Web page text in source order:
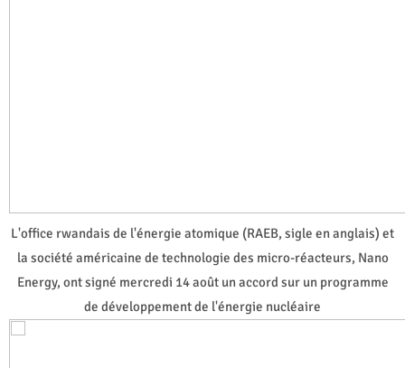
L'office rwandais de l'énergie atomique (RAEB, sigle en anglais) et
la société américaine de technologie des micro-réacteurs, Nano
Energy, ont signé mercredi 14 août un accord sur un programme
de développement de l'énergie nucléaire